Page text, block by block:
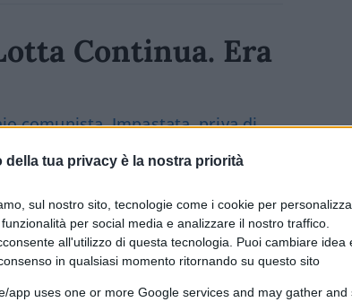
della tua privacy è la nostra priorità
sul nostro sito, tecnologie come i cookie per
per social media e analizzare il nostro traffico.
all'utilizzo di questa tecnologia. Puoi cambiare idea
in qualsiasi momento ritornando su questo sito
app uses one or more Google services and may gather and
Continua. Era
comunista. Impastata, priva di